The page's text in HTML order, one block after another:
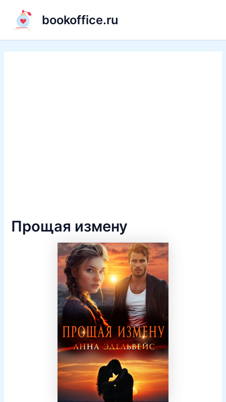
содержимому
bookoffice.ru
Прощая измену